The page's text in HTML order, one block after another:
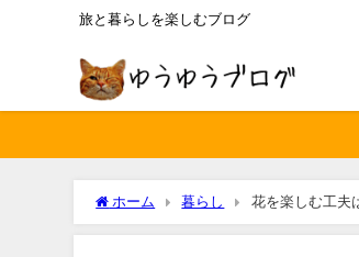
旅と暮らしを楽しむブログ
ホーム 暮らし 花を楽しむ工夫